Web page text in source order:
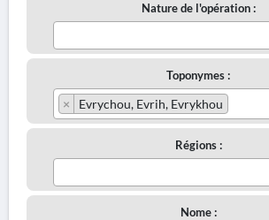
Nature de l'opération :
Toponymes :
× Evrychou, Evrih, Evrykhou
Régions :
Nome :